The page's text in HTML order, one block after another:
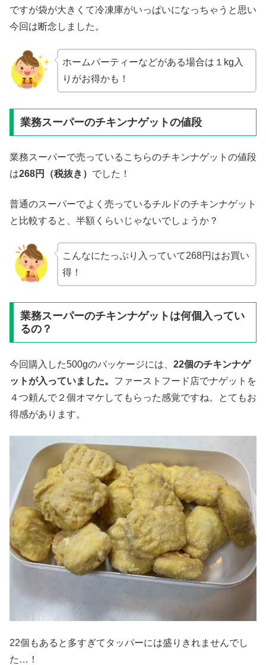
ですが袋が大きくて冷凍庫がいっぱいになっちゃうと思い
今回は断念しました。
ホームパーティーなどがある場合は１kg入
りがお得かも！
業務スーパーのチキンナゲットの値段
業務スーパーで売っているこちらのチキンナゲットの値段
は268円（税抜き） でした！
普通のスーパーでよく売っているチルドのチキンナゲット
と比較すると、半額くらいじゃないでしょうか？
こんなにたっぷり入っていて268円はお買い
得！
業務スーパーのチキンナゲットは何個入ってい
るの？
今回購入した500gのパッケージには、 22個のチキンナゲ
ットが入っていました。 ファーストフード店でナゲットを
４つ頼んで２個オマケしてもらった感覚ですね。とてもお
得感があります。
22個もあると多すぎてタッパーには盛りきれませんでし
た…！